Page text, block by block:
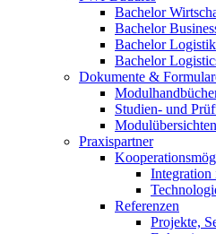
Bachelor
Bachelor
Bachelor
Bachelor
Dokumente &
Studien- und
Modulübersichten
Praxispartner
Integration
Referenzen
Projekte,